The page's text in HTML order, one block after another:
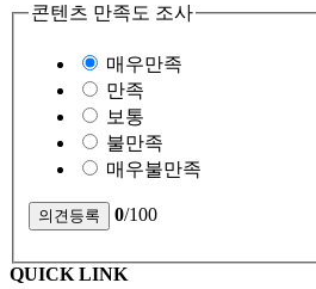
콘텐츠 만족도 조사
매우만족
만족
보통
불만족
매우불만족
0/100
QUICK LINK